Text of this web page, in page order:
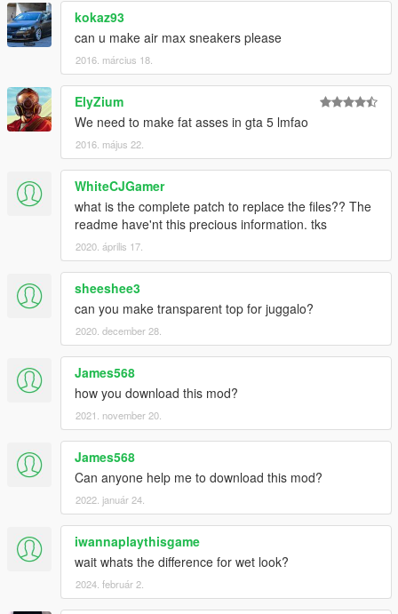
kokaz93
can u make air max sneakers please
2016. március 18.
ElyZium
We need to make fat asses in gta 5 lmfao
2016. május 22.
WhiteCJGamer
what is the complete patch to replace the files?? The
readme have'nt this precious information. tks
2020. április 17.
sheeshee3
can you make transparent top for juggalo?
2020. december 28.
James568
how you download this mod?
2021. november 20.
James568
Can anyone help me to download this mod?
2022. január 24.
iwannaplaythisgame
wait whats the difference for wet look?
2024. február 2.